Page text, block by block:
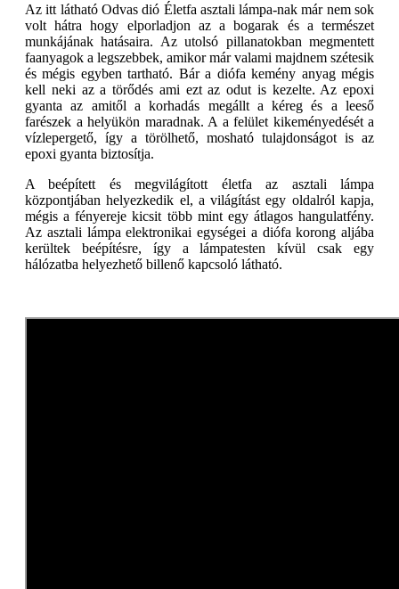
Az itt látható Odvas dió Életfa asztali lámpa-nak már nem sok
volt hátra hogy elporladjon az a bogarak és a természet
munkájának hatásaira. Az utolsó pillanatokban megmentett
faanyagok a legszebbek, amikor már valami majdnem szétesik
és mégis egyben tartható. Bár a diófa kemény anyag mégis
kell neki az a törődés ami ezt az odut is kezelte. Az epoxi
gyanta az amitől a korhadás megállt a kéreg és a leeső
farészek a helyükön maradnak. A a felület kikeményedését a
vízlepergető, így a törölhető, mosható tulajdonságot is az
epoxi gyanta biztosítja.
A beépített és megvilágított életfa az asztali lámpa
központjában helyezkedik el, a világítást egy oldalról kapja,
mégis a fényereje kicsit több mint egy átlagos hangulatfény.
Az asztali lámpa elektronikai egységei a diófa korong aljába
kerültek beépítésre, így a lámpatesten kívül csak egy
hálózatba helyezhető billenő kapcsoló látható.